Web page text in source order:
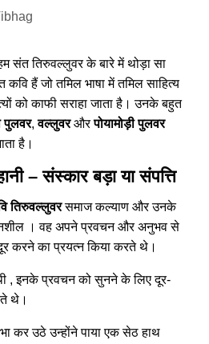
संत तिरुवल्लुवर के बारे में थोड़ा सा
हैं जो तमिल भाषा में तमिल साहित्य
को काफी सराहा जाता है। उनके बहुत
पुलवर,वल्लुवरऔरपोयामोड़ी पुलवर
है।
– संस्कार बड़ा या संपत्ति
तिरुवल्लुवरसमाज कल्याण और उनके
। वह अपने प्रवचन और अनुभव से
करने का प्रयत्न किया करते थे।
, इनके प्रवचन को सुनने के लिए दूर-
थे।
कर उठे उन्होंने पाया एक सेठ हाथ